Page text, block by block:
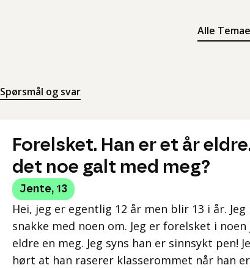
Alle
Søk
Meny
Spørsmål og svar
Forelsket. Han er et år
det noe galt med meg?
Jente, 13
Hei, jeg er egentlig 12 år men blir 13 i år.
snakke med noen om. Jeg er forelsket i
eldre en meg. Jeg syns han er sinnsykt pen!
hørt at han raserer klasserommet når han